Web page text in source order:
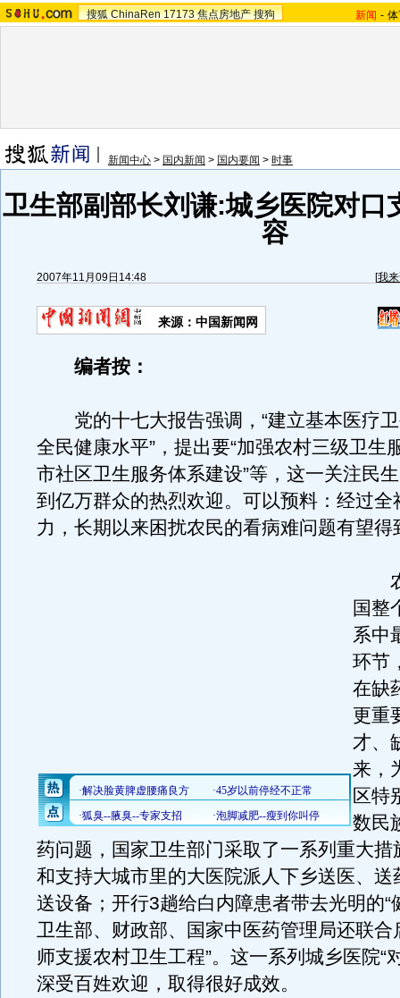
搜狐 ChinaRen 17173 焦点房地产 搜狗 新闻 -
新闻中心 > 国内新闻 > 国内要闻 > 时事
卫生部副部长刘谦:城乡医院对口
容
2007年11月09日14:48 [我
来源：中国新闻网
编者按：
党的十七大报告强调，“建立基本医疗卫
全民健康水平”，提出要“加强农村三级卫生
市社区卫生服务体系建设”等，这一关注民
到亿万群众的热烈欢迎。可以预料：经过全
力，长期以来困扰农民的看病难问题有望得
农
国整
系中
环节
在缺
更重
才、
来，
区特
数民
药问题，国家卫生部门采取了一系列重大措
和支持大城市里的大医院派人下乡送医、送
送设备；开行3趟给白内障患者带去光明的“
卫生部、财政部、国家中医药管理局还联合
师支援农村卫生工程”。这一系列城乡医院“
深受百姓欢迎，取得很好成效。